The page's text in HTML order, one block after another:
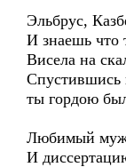
Эльбрус,
И знаешь что
Висела на
Спустившись
ты гордою
Любимый муж,
И